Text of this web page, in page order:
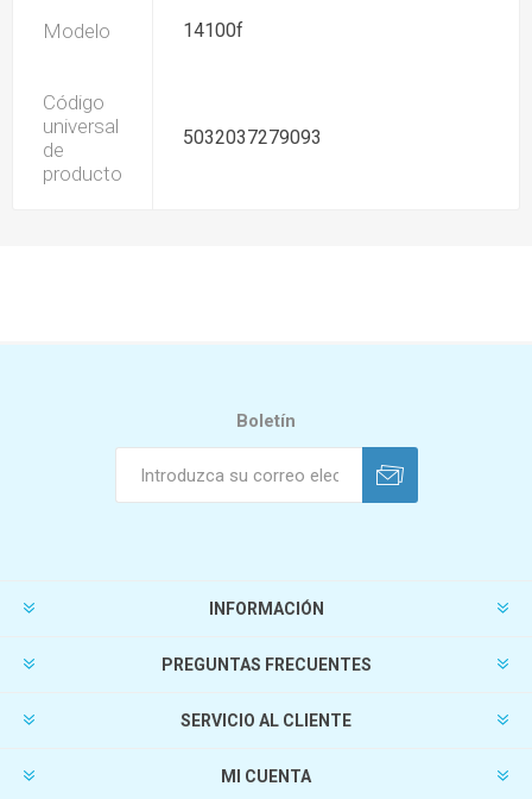
Modelo 14100f
Código
universal
de
producto
5032037279093
Boletín
INFORMACIÓN
PREGUNTAS FRECUENTES
SERVICIO AL CLIENTE
MI CUENTA